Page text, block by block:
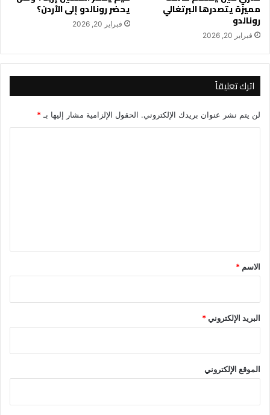
مميزة يتصدرها البرتغالي
رونالدو
فبراير 20, 2026
يحضر رونالدو إلى الأردن؟
فبراير 20, 2026
اترك تعليقاً
لن يتم نشر عنوان بريدك الإلكتروني. الحقول الإلزامية مشار إليها بـ *
*
الاسم *
البريد الإلكتروني*
الموقع الإلكتروني